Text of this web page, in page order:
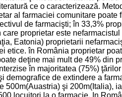
ce o caracterizează.
al farmaciei comunitare poate
de farmacişti; în 33,3%
proprietar este
Eatonia) proprietarii
etice. în România proprietar
deţine mai mult de 49% din
în majoritatea (75%)
demografice de extindere a
500m(Auastria) şi 200m(Italia),
locuitori la o farmacie. In